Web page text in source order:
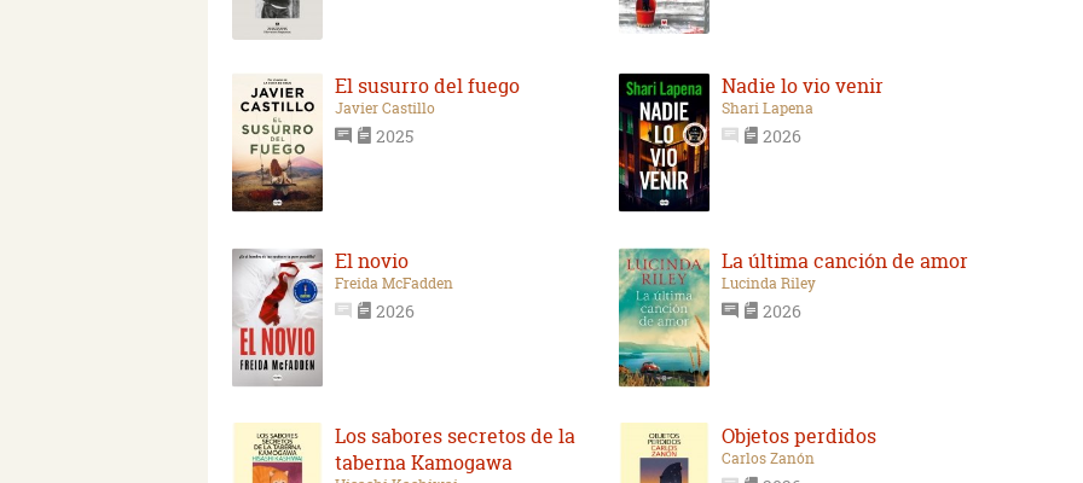
El susurro del fuego
Javier Castillo
2025
Nadie lo vio venir
Shari Lapena
2026
El novio
Freida McFadden
2026
La última canción de amor
Lucinda Riley
2026
Los sabores secretos de la
taberna Kamogawa
Objetos perdidos
Carlos Zanón